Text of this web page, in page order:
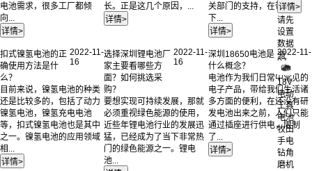
请先
设置
数据
源
18V
电动
工具
电池
牧田
手电
钻角
磨机
电池需求，很多工厂都倾
向...
长。正是这几个原因，...
关部门的支持，在带动上
下...
扣式镍氢电池的正
确使用方法是什
么？
2022-11-
16
目前来说，镍氢电池的种类
还是比较多的，包括了动力
镍氢电池，镍氢充电电池
等，扣式镍氢电池也是其中
之一。镍氢电池的应用领域
相...
选择深圳锂电池厂
家主要看哪些方
面？如何挑选采
购？
2022-11-
16
要想实现可持续发展，那就
必须重视绿色能源的使用，
近些年锂电池行业的发展迅
猛，已经成为了当下非常热
门的绿色能源之一。锂电
池...
深圳18650电池是
什么概念？
2022-11-
07
电池作为我们日常中常见的
电子产品，带给我们生活诸
多方面的便利，在还没有研
发电池出来之前，人们只能
通过插座进行供电，限制
了...